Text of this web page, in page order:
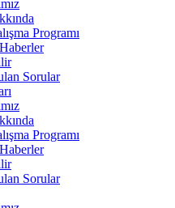
Programı
Sorular
Programı
Sorular